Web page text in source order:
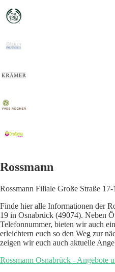
Rossmann
Rossmann Filiale Große Straße
Finde hier alle Informationen der
19 in Osnabrück (49074). Neben
Telefonnummer, bieten wir auch
erleichtern euch so den Weg zur
zeigen wir euch auch aktuelle
Rossmann Osnabrück - Angebote